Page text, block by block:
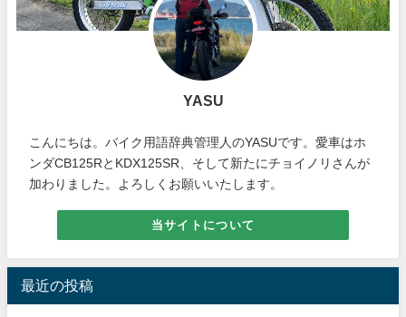
YASU
こんにちは。バイク用語辞典管理人のYASUです。愛車はホ
ンダCB125RとKDX125SR、そして新たにチョイノリさんが
加わりました。よろしくお願いいたします。
当サイトについて
最近の投稿